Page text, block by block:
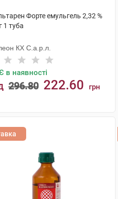
Форте емульгель 2,32 %
1 туба
КХ С.а.р.л.
в наявності
296.80 222.60 грн